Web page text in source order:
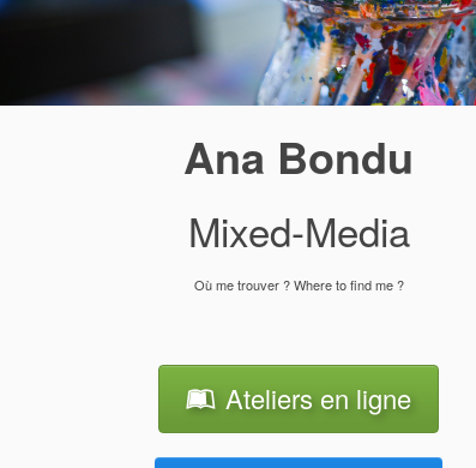
Ana Bondu
Mixed-Media
Où me trouver ? Where to find me ?
Ateliers en ligne